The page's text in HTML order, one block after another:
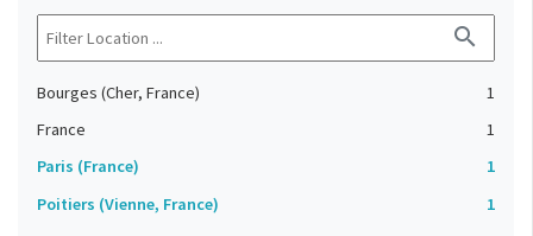
search
Bourges (Cher, France)
1
France
1
Paris (France)
1
Poitiers (Vienne, France)
1